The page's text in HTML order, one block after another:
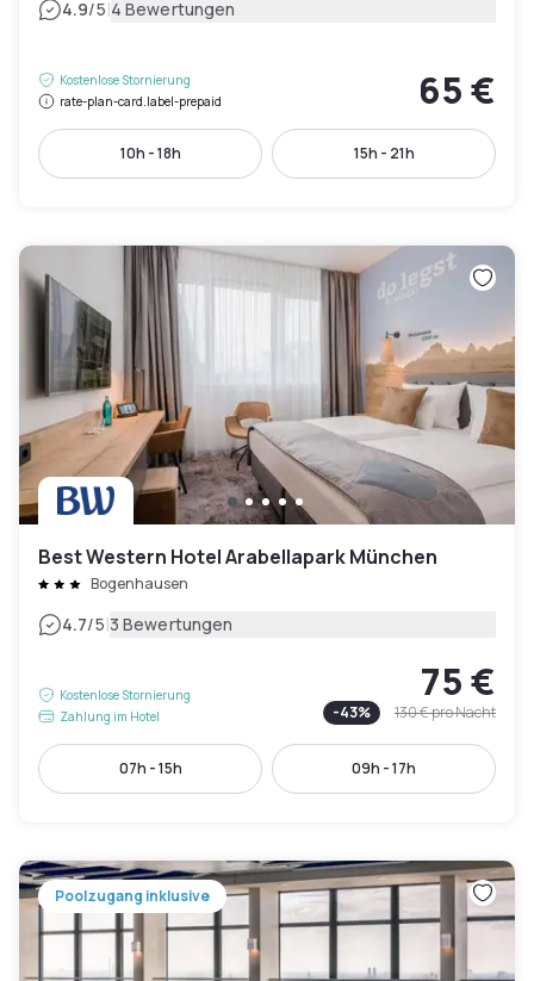
4.9/5|4 Bewertungen
Kostenlose Stornierung
rate-plan-card.label-prepaid
65 €
10h - 18h 15h - 21h
Best Western Hotel Arabellapark München
Bogenhausen
4.7/5|3 Bewertungen
Kostenlose Stornierung
Zahlung im Hotel
75 €
-43% 130 €pro Nacht
07h - 15h 09h - 17h
Poolzugang inklusive